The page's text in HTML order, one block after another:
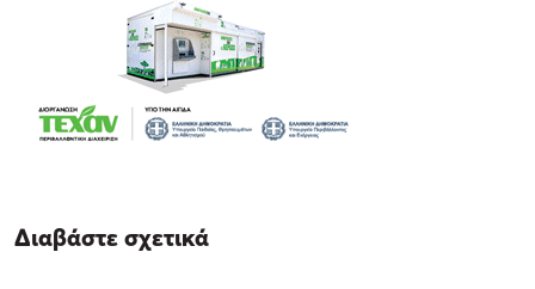
Διαβάστε σχετικά